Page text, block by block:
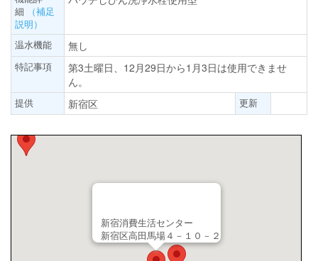
細
（補足
説明）
温水機能 無し
特記事項
第3土曜日、12月29日から1月3日は使用できませ
ん。
提供 新宿区 更新
新宿消費生活センター
新宿区高田馬場４－１０－２